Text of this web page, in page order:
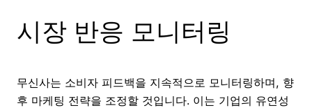
시장 반응 모니터링
무신사는 소비자 피드백을 지속적으로 모니터링하며, 향
후 마케팅 전략을 조정할 것입니다. 이는 기업의 유연성